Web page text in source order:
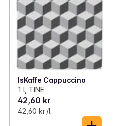
IsKaffe Cappuccino
1 l, TINE
42,60 kr
42,60 kr /l